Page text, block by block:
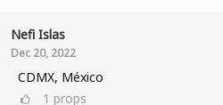
Nefi Islas
Dec 20, 2022
CDMX, México
1 props